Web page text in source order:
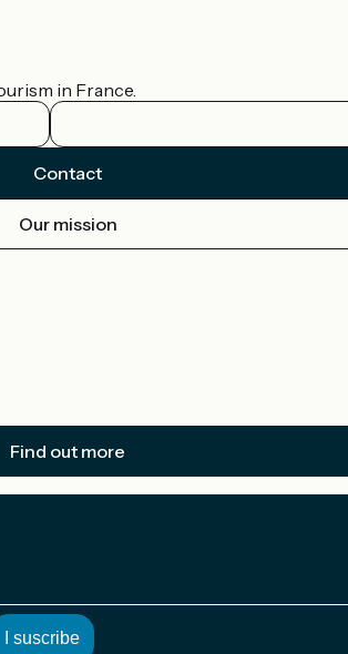
in France.
Contact
Our mission
Find out more